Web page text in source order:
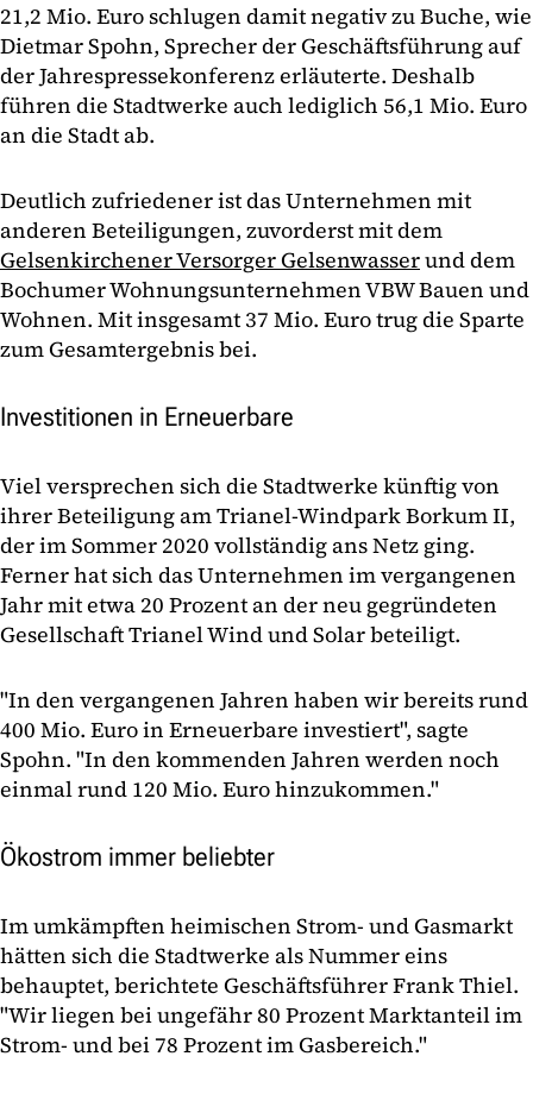
21,2 Mio. Euro schlugen damit negativ zu Buche, wie
Dietmar Spohn, Sprecher der Geschäftsführung auf
der Jahrespressekonferenz erläuterte. Deshalb
führen die Stadtwerke auch lediglich 56,1 Mio. Euro
an die Stadt ab.
Deutlich zufriedener ist das Unternehmen mit
anderen Beteiligungen, zuvorderst mit dem
Gelsenkirchener Versorger Gelsenwasserund dem
Bochumer Wohnungsunternehmen VBW Bauen und
Wohnen. Mit insgesamt 37 Mio. Euro trug die Sparte
zum Gesamtergebnis bei.
Investitionen in Erneuerbare
Viel versprechen sich die Stadtwerke künftig von
ihrer Beteiligung am Trianel-Windpark Borkum II,
der im Sommer 2020 vollständig ans Netz ging.
Ferner hat sich das Unternehmen im vergangenen
Jahr mit etwa 20 Prozent an der neu gegründeten
Gesellschaft Trianel Wind und Solar beteiligt.
"In den vergangenen Jahren haben wir bereits rund
400 Mio. Euro in Erneuerbare investiert", sagte
Spohn. "In den kommenden Jahren werden noch
einmal rund 120 Mio. Euro hinzukommen."
Ökostrom immer beliebter
Im umkämpften heimischen Strom- und Gasmarkt
hätten sich die Stadtwerke als Nummer eins
behauptet, berichtete Geschäftsführer Frank Thiel.
"Wir liegen bei ungefähr 80 Prozent Marktanteil im
Strom- und bei 78 Prozent im Gasbereich."